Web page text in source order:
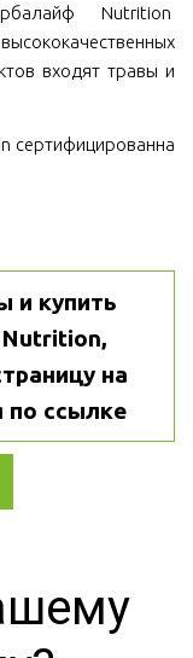
Nutrition
входят травы и
сертифицированна
и купить
ссылке